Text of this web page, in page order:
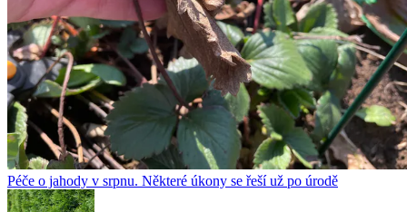
Péče o jahody v srpnu. Některé úkony se řeší už po úrodě